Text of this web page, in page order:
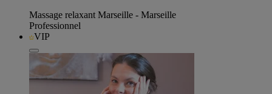
Massage relaxant Marseille - Marseille
Professionnel
VIP